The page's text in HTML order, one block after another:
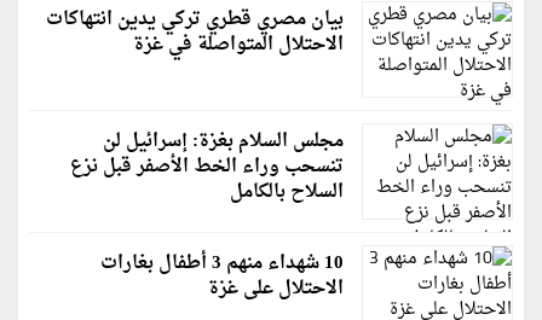
بيان مصري قطري تركي يدين انتهاكات
الاحتلال المتواصلة في غزة
مجلس السلام بغزة: إسرائيل لن
تنسحب وراء الخط الأصفر قبل نزع
السلاح بالكامل
10 شهداء منهم 3 أطفال بغارات
الاحتلال على غزة